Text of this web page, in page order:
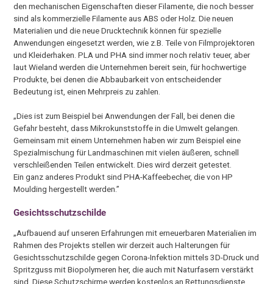
den mechanischen Eigenschaften dieser Filamente, die noch besser
sind als kommerzielle Filamente aus ABS oder Holz. Die neuen
Materialien und die neue Drucktechnik können für spezielle
Anwendungen eingesetzt werden, wie z.B. Teile von Filmprojektoren
und Kleiderhaken. PLA und PHA sind immer noch relativ teuer, aber
laut Wieland werden die Unternehmen bereit sein, für hochwertige
Produkte, bei denen die Abbaubarkeit von entscheidender
Bedeutung ist, einen Mehrpreis zu zahlen.
„Dies ist zum Beispiel bei Anwendungen der Fall, bei denen die
Gefahr besteht, dass Mikrokunststoffe in die Umwelt gelangen.
Gemeinsam mit einem Unternehmen haben wir zum Beispiel eine
Spezialmischung für Landmaschinen mit vielen äußeren, schnell
verschleißenden Teilen entwickelt. Dies wird derzeit getestet.
Ein ganz anderes Produkt sind PHA-Kaffeebecher, die von HP
Moulding hergestellt werden.”
Gesichtsschutzschilde
„Aufbauend auf unseren Erfahrungen mit erneuerbaren Materialien im
Rahmen des Projekts stellen wir derzeit auch Halterungen für
Gesichtsschutzschilde gegen Corona-Infektion mittels 3D-Druck und
Spritzguss mit Biopolymeren her, die auch mit Naturfasern verstärkt
sind. Diese Schutzschirme werden kostenlos an Rettungsdienste,